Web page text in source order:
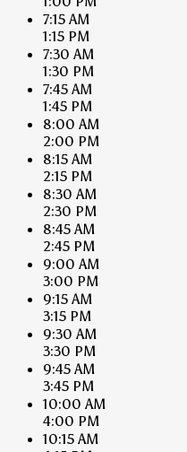
7:15 AM
1:15 PM
7:30 AM
1:30 PM
7:45 AM
1:45 PM
8:00 AM
2:00 PM
8:15 AM
2:15 PM
8:30 AM
2:30 PM
8:45 AM
2:45 PM
9:00 AM
3:00 PM
9:15 AM
3:15 PM
9:30 AM
3:30 PM
9:45 AM
3:45 PM
10:00 AM
4:00 PM
10:15 AM